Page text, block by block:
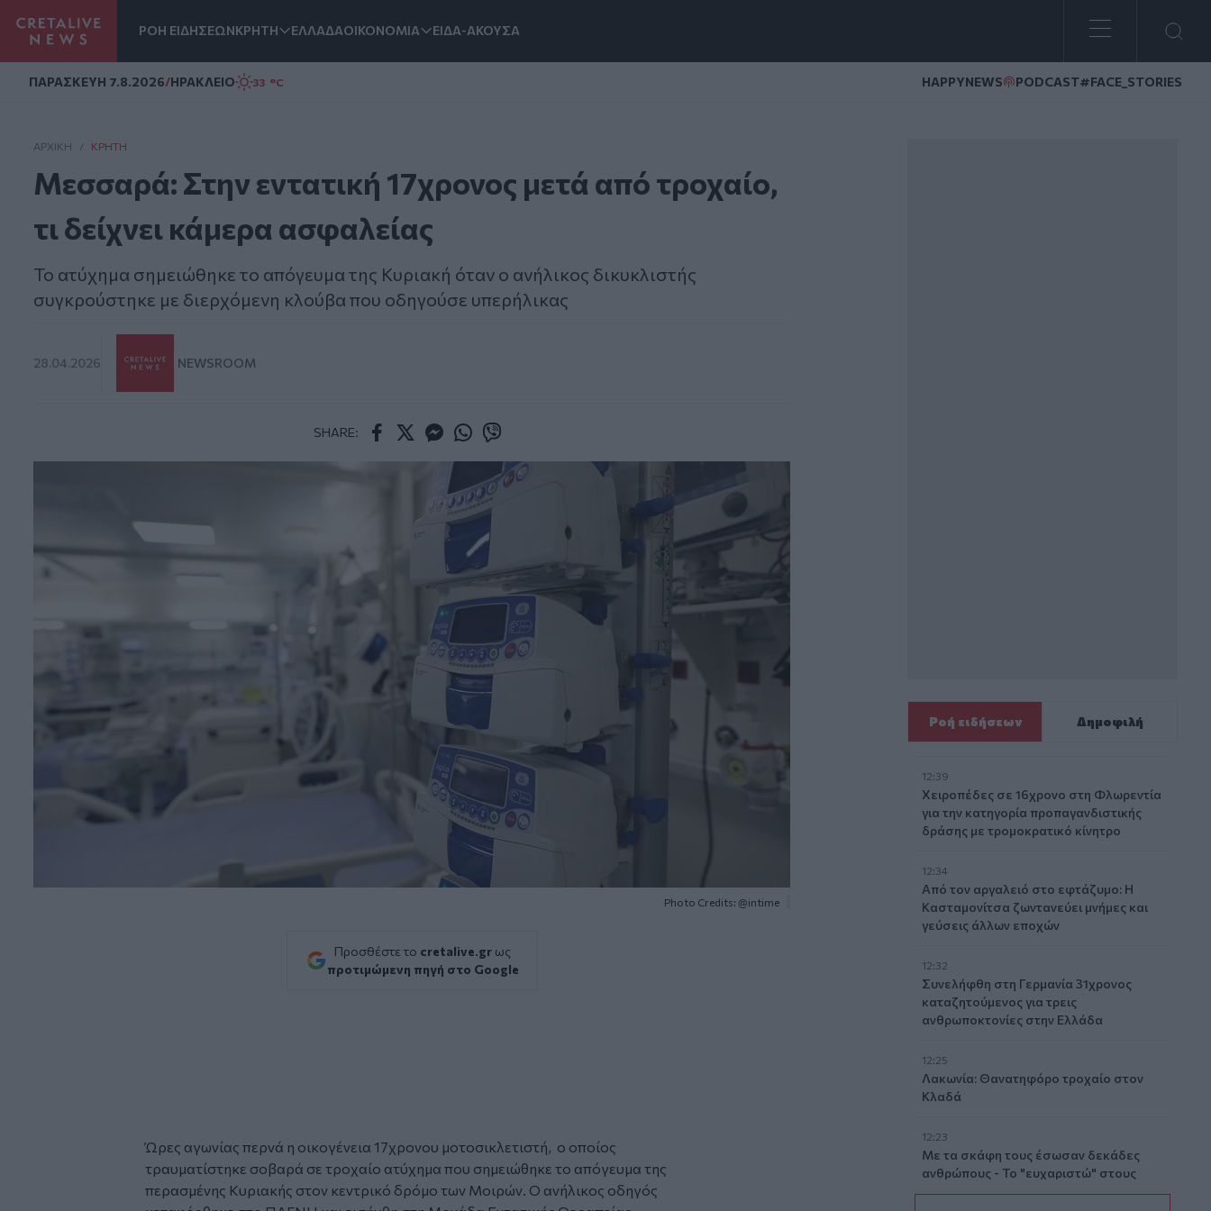
ΡΟΗ ΕΙΔΗΣΕΩΝΚΡΗΤΗ ΕΛΛΑΔΑΟΙΚΟΝΟΜΙΑ ΕΙΔΑ-ΑΚΟΥΣΑ
ΠΑΡΑΣΚΕΥΗ 7.8.2026/ΗΡΑΚΛΕΙΟ 33 °C HAPPYNEWS PODCAST#FACE_STORIES
ΑΡΧΙΚΗ / ΚΡΉΤΗ
Μεσσαρά: Στην εντατική 17χρονος μετά από τροχαίο,
τι δείχνει κάμερα ασφαλείας
Το ατύχημα σημειώθηκε το απόγευμα της Κυριακή όταν ο ανήλικος δικυκλιστής
συγκρούστηκε με διερχόμενη κλούβα που οδηγούσε υπερήλικας
28.04.2026 NEWSROOM
SHARE:
Photo Credits: @intime
Προσθέστε το cretalive.gr ως
προτιμώμενη πηγή στο Google
Ώρες αγωνίας περνά η οικογένεια 17χρονου μοτοσικλετιστή, ο οποίος
τραυματίστηκε σοβαρά σε τροχαίο ατύχημα που σημειώθηκε το απόγευμα της
περασμένης Κυριακής στον κεντρικό δρόμο των Μοιρών. Ο ανήλικος οδηγός
Ροή ειδήσεων Δημοφιλή
12:39
Xειροπέδες σε 16χρονο στη Φλωρεντία
για την κατηγορία προπαγανδιστικής
δράσης με τρομοκρατικό κίνητρο
12:34
Από τον αργαλειό στο εφτάζυμο: Η
Κασταμονίτσα ζωντανεύει μνήμες και
γεύσεις άλλων εποχών
12:32
Συνελήφθη στη Γερμανία 31χρονος
καταζητούμενος για τρεις
ανθρωποκτονίες στην Ελλάδα
12:25
Λακωνία: Θανατηφόρο τροχαίο στον
Κλαδά
12:23
Με τα σκάφη τους έσωσαν δεκάδες
ανθρώπους - Το "ευχαριστώ" στους
ιδιώτες που συνέδραμαν στην πυρκαγιά